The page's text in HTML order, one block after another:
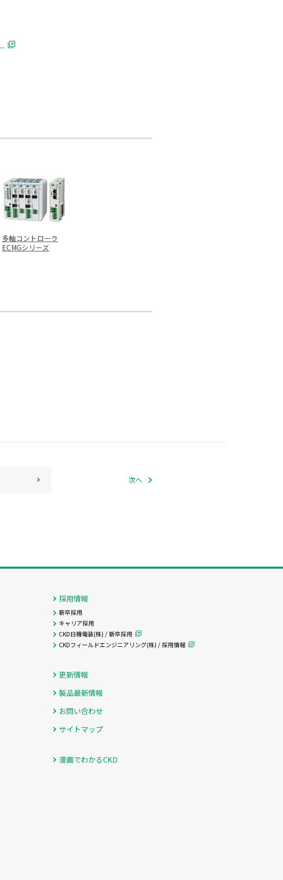
多軸コントローラ
ECMGシリーズ
次へ
採用情報
新卒採用
キャリア採用
CKD日機電装(株) / 新卒採用
CKDフィールドエンジニアリング(株) / 採用情報
更新情報
製品最新情報
お問い合わせ
サイトマップ
漫画でわかるCKD